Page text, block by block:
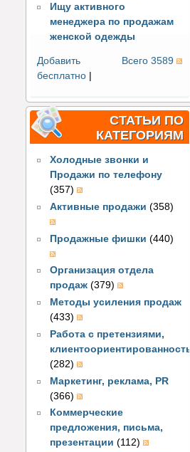
Ищу активного
менеджера по продажам
женской одежды
Всего 3589
Добавить
бесплатно |
СТАТЬИ ПО
КАТЕГОРИЯМ
Холодные звонки и
Продажи по телефону
(357)
Активные продажи (358)
Продажные фишки (440)
Организация отдела
продаж (379)
Методы усиления продаж
(433)
Работа с претензиями,
клиентоориентированность
(282)
Маркетинг, реклама, PR
(366)
Коммерческие
предложения, письма,
презентации (112)